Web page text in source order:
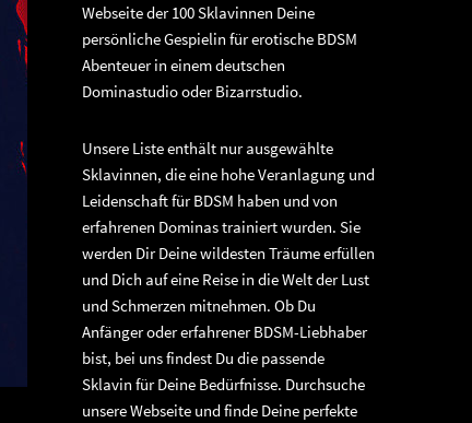
Webseite der 100 Sklavinnen Deine
persönliche Gespielin für erotische BDSM
Abenteuer in einem deutschen
Dominastudio oder Bizarrstudio.
Unsere Liste enthält nur ausgewählte
Sklavinnen, die eine hohe Veranlagung und
Leidenschaft für BDSM haben und von
erfahrenen Dominas trainiert wurden. Sie
werden Dir Deine wildesten Träume erfüllen
und Dich auf eine Reise in die Welt der Lust
und Schmerzen mitnehmen. Ob Du
Anfänger oder erfahrener BDSM-Liebhaber
bist, bei uns findest Du die passende
Sklavin für Deine Bedürfnisse. Durchsuche
unsere Webseite und finde Deine perfekte